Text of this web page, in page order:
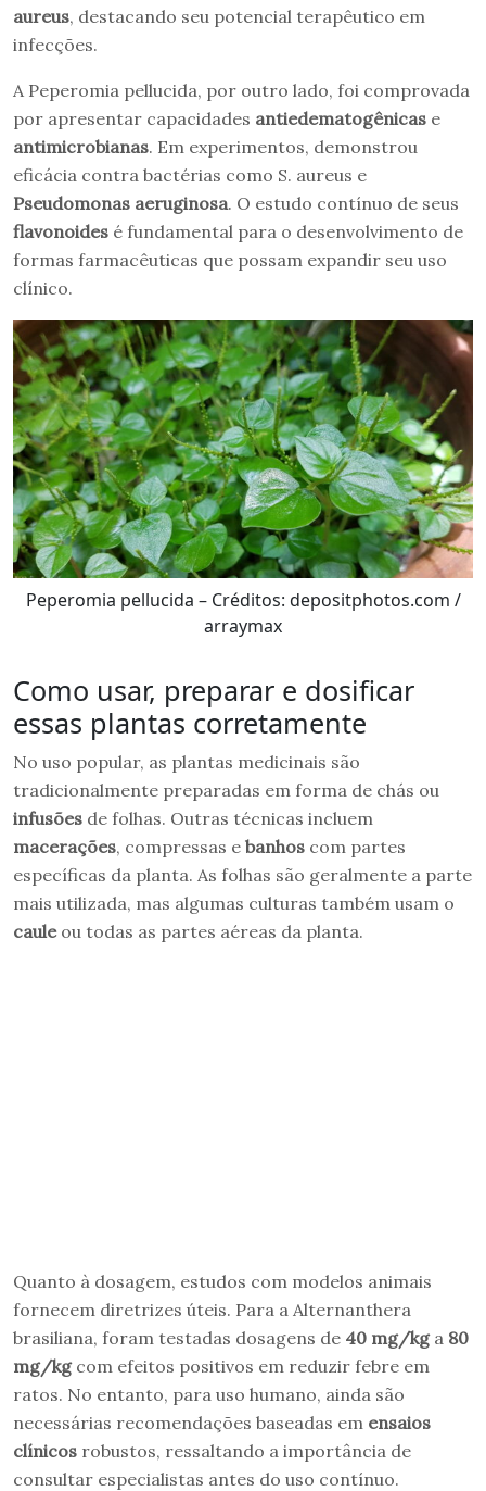
aureus, destacando seu potencial terapêutico em
infecções.
A Peperomia pellucida, por outro lado, foi comprovada
por apresentar capacidades antiedematogênicas e
antimicrobianas. Em experimentos, demonstrou
eficácia contra bactérias como S. aureus e
Pseudomonas aeruginosa. O estudo contínuo de seus
flavonoides é fundamental para o desenvolvimento de
formas farmacêuticas que possam expandir seu uso
clínico.
Peperomia pellucida – Créditos: depositphotos.com /
arraymax
Como usar, preparar e dosificar
essas plantas corretamente
No uso popular, as plantas medicinais são
tradicionalmente preparadas em forma de chás ou
infusões de folhas. Outras técnicas incluem
macerações, compressas e banhos com partes
específicas da planta. As folhas são geralmente a parte
mais utilizada, mas algumas culturas também usam o
cauleou todas as partes aéreas da planta.
Quanto à dosagem, estudos com modelos animais
fornecem diretrizes úteis. Para a Alternanthera
brasiliana, foram testadas dosagens de 40 mg/kga 80
mg/kgcom efeitos positivos em reduzir febre em
ratos. No entanto, para uso humano, ainda são
necessárias recomendações baseadas em ensaios
clínicos robustos, ressaltando a importância de
consultar especialistas antes do uso contínuo.